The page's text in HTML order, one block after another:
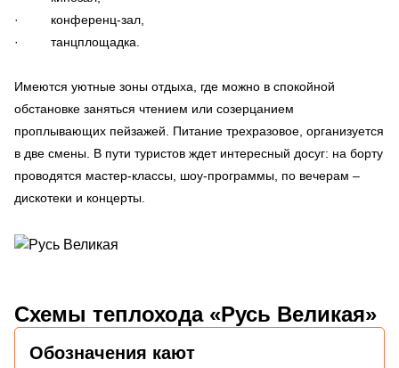
· конференц-зал,
· танцплощадка.
Имеются уютные зоны отдыха, где можно в спокойной
обстановке заняться чтением или созерцанием
проплывающих пейзажей. Питание трехразовое, организуется
в две смены. В пути туристов ждет интересный досуг: на борту
проводятся мастер-классы, шоу-программы, по вечерам –
дискотеки и концерты.
Схемы теплохода «Русь Великая»
Обозначения кают